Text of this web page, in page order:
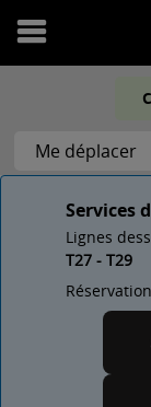
Ouvrir
menu
Services
Lignes
T27 - T29